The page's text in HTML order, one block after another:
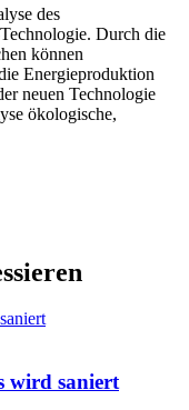
des
Durch die
können
Energieproduktion
neuen Technologie
ökologische,
wird saniert